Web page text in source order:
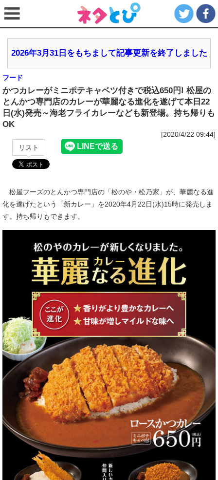
2026年3月31日をもちまして記事更新を終了しました
フード
かつカレーがミニポテキャベツ付きで税込650円! 松屋の
とんかつ専門店のカレーが華麗なる進化を遂げて本日22
日(水)発売～海老フライカレーなども新登場。持ち帰りも
OK
[2020/4/22 09:44]
リスト
松屋フーズのとんかつ専門店の「松のや・松乃家」が、華麗なる進
化を遂げたという「新カレー」を2020年4月22日(水)15時に発売しま
す。持ち帰りもできます。